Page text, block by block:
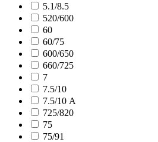
5.1/8.5
520/600
60
60/75
600/650
660/725
7
7.5/10
7.5/10 А
725/820
75
75/91